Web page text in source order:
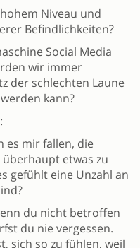
Niveau und
Befindlichkeiten?
Social Media
wir immer
der schlechten Laune
kann?
es mir fallen, die
etwas zu
gefühlt eine Unzahl an
du nicht betroffen
du nie vergessen.
sich so zu fühlen, weil